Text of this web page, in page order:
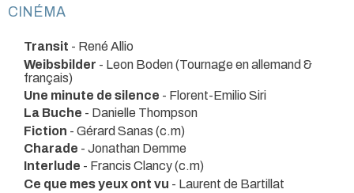
CINÉMA
Transit - René Allio
Weibsbilder - Leon Boden (Tournage en allemand &
français)
Une minute de silence - Florent-Emilio Siri
La Buche - Danielle Thompson
Fiction - Gérard Sanas (c.m)
Charade - Jonathan Demme
Interlude - Francis Clancy (c.m)
Ce que mes yeux ont vu - Laurent de Bartillat